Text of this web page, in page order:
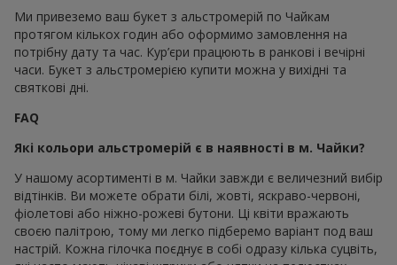
Ми привеземо ваш букет з альстромерій по Чайкам
протягом кількох годин або оформимо замовлення на
потрібну дату та час. Кур’єри працюють в ранкові і вечірні
часи. Букет з альстромерією купити можна у вихідні та
святкові дні.
FAQ
Які кольори альстромерій є в наявності в м. Чайки?
У нашому асортименті в м. Чайки завжди є величезний вибір
відтінків. Ви можете обрати білі, жовті, яскраво-червоні,
фіолетові або ніжно-рожеві бутони. Ці квіти вражають
своєю палітрою, тому ми легко підберемо варіант под ваш
настрій. Кожна гілочка поєднує в собі одразу кілька суцвіть,